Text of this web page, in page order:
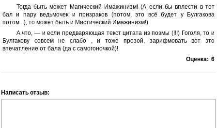
Тогда быть может Магический Имажинизм! (А если бы вплести в тот
бал и пару ведьмочек и призраков (потом, это всё будет у Булгакова
потом...), то может быть и Мистический Имажинизм!)
А что, — и если предваряющая текст цитата из поэмы (!!!) Гоголя, то и
Булгакову совсем не слабо , и тоже прозой, зарифмовать вот это
впечатление от бала (да с самогоночкой)!
Оценка: 6
Написать отзыв: